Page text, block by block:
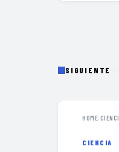
SIGUIENTE
HOME›
CIENCIA